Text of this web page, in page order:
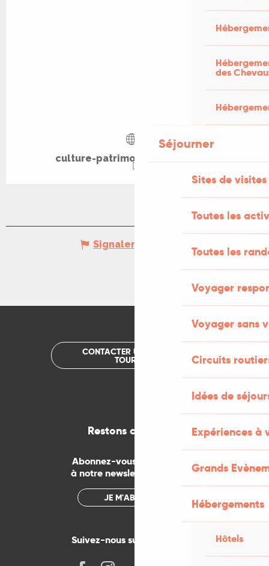
des
Séjourner
Sites de visites
Toutes les
Toutes les
Voyager
Voyager sans
Circuits
Idées de
Expériences à
Grands
Hébergements
Hôtels
culture-patrimoine-themines.fr
Signaler une erreur
CONTACTER UN OFFICE DE
TOURISME
Restons connectés
Abonnez-vous gratuitement
à notre newsletter mensuelle
JE M'ABONNE
Suivez-nous sur les réseaux !